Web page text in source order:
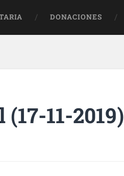
DONACIONES
11-2019)